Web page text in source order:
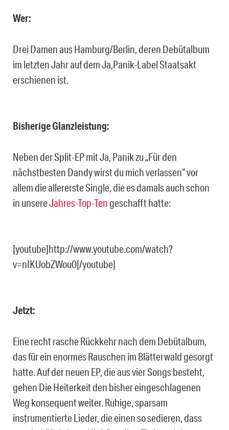
Wer:
Drei Damen aus Hamburg/Berlin, deren Debütalbum
im letzten Jahr auf dem Ja,Panik-Label Staatsakt
erschienen ist.
Bisherige Glanzleistung:
Neben der Split-EP mit Ja, Panik zu „Für den
nächstbesten Dandy wirst du mich verlassen“ vor
allem die allererste Single, die es damals auch schon
in unsereJahres-Top-Tengeschafft hatte:
[youtube]http://www.youtube.com/watch?
v=nIKUobZWou0[/youtube]
Jetzt:
Eine recht rasche Rückkehr nach dem Debütalbum,
das für ein enormes Rauschen im Blätterwald gesorgt
hatte. Auf der neuen EP, die aus vier Songs besteht,
gehen Die Heiterkeit den bisher eingeschlagenen
Weg konsequent weiter. Ruhige, sparsam
instrumentierte Lieder, die einen so sedieren, dass